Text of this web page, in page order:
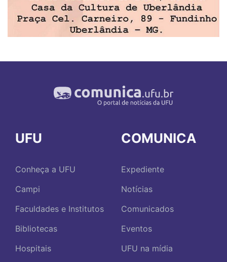
UFU
Conheça a UFU
Campi
Faculdades e Institutos
Bibliotecas
Hospitais
COMUNICA
Expediente
Notícias
Comunicados
Eventos
UFU na mídia